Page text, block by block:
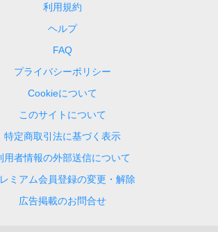
利用規約
ヘルプ
FAQ
プライバシーポリシー
Cookieについて
このサイトについて
特定商取引法に基づく表示
用者情報の外部送信について
ミアム会員登録の変更・解除
広告掲載のお問合せ